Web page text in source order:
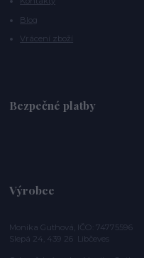
Blog
Vrácení zboží
Bezpečné platby
Výrobce
Monika Guthová, IČO: 74775596
Slepá 24, 439 26 Libčeves